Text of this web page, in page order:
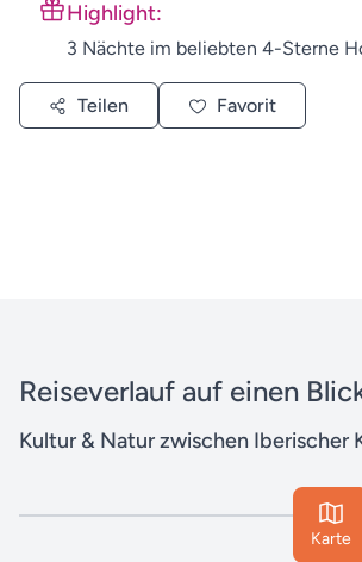
Highlight:
3 Nächte im beliebten 4-Sterne
Teilen Favorit
Reiseverlauf auf einen
Kultur & Natur zwischen Iberischer
Karte